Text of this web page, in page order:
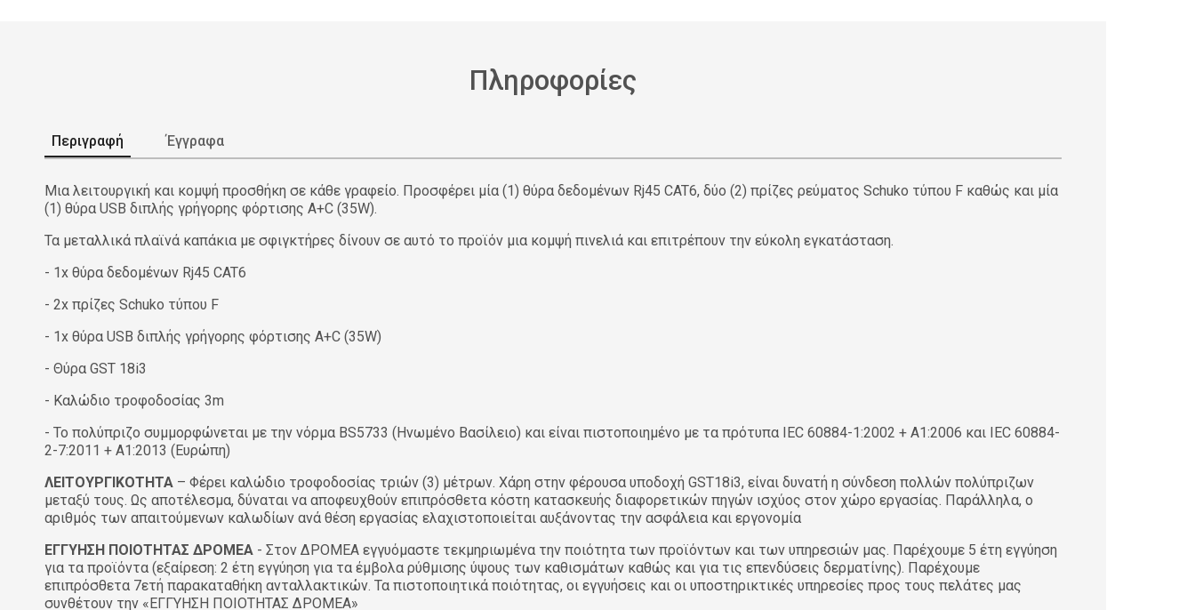
Πληροφορίες
Περιγραφή Έγγραφα
Μια λειτουργική και κομψή προσθήκη σε κάθε γραφείο. Προσφέρει μία (1) θύρα δεδομένων Rj45 CAT6, δύο (2) πρίζες ρεύματος Schuko τύπου F καθώς και μία
(1) θύρα USB διπλής γρήγορης φόρτισης A+C (35W).
Τα μεταλλικά πλαϊνά καπάκια με σφιγκτήρες δίνουν σε αυτό το προϊόν μια κομψή πινελιά και επιτρέπουν την εύκολη εγκατάσταση.
- 1x θύρα δεδομένων Rj45 CAT6
- 2x πρίζες Schuko τύπου F
- 1x θύρα USB διπλής γρήγορης φόρτισης A+C (35W)
- Θύρα GST 18i3
- Καλώδιο τροφοδοσίας 3m
- Το πολύπριζο συμμορφώνεται με την νόρμα BS5733 (Ηνωμένο Βασίλειο) και είναι πιστοποιημένο με τα πρότυπα IEC 60884-1:2002 + A1:2006 και IEC 60884-
2-7:2011 + A1:2013 (Ευρώπη)
ΛΕΙΤΟΥΡΓΙΚΟΤΗΤΑ – Φέρει καλώδιο τροφοδοσίας τριών (3) μέτρων. Χάρη στην φέρουσα υποδοχή GST18i3, είναι δυνατή η σύνδεση πολλών πολύπριζων
μεταξύ τους. Ως αποτέλεσμα, δύναται να αποφευχθούν επιπρόσθετα κόστη κατασκευής διαφορετικών πηγών ισχύος στον χώρο εργασίας. Παράλληλα, ο
αριθμός των απαιτούμενων καλωδίων ανά θέση εργασίας ελαχιστοποιείται αυξάνοντας την ασφάλεια και εργονομία
ΕΓΓΥΗΣΗ ΠΟΙΟΤΗΤΑΣ ΔΡΟΜΕΑ - Στον ΔΡΟΜΕΑ εγγυόμαστε τεκμηριωμένα την ποιότητα των προϊόντων και των υπηρεσιών μας. Παρέχουμε 5 έτη εγγύηση
για τα προϊόντα (εξαίρεση: 2 έτη εγγύηση για τα έμβολα ρύθμισης ύψους των καθισμάτων καθώς και για τις επενδύσεις δερματίνης). Παρέχουμε
επιπρόσθετα 7ετή παρακαταθήκη ανταλλακτικών. Τα πιστοποιητικά ποιότητας, οι εγγυήσεις και οι υποστηρικτικές υπηρεσίες προς τους πελάτες μας
συνθέτουν την «ΕΓΓΥΗΣΗ ΠΟΙΟΤΗΤΑΣ ΔΡΟΜΕΑ»